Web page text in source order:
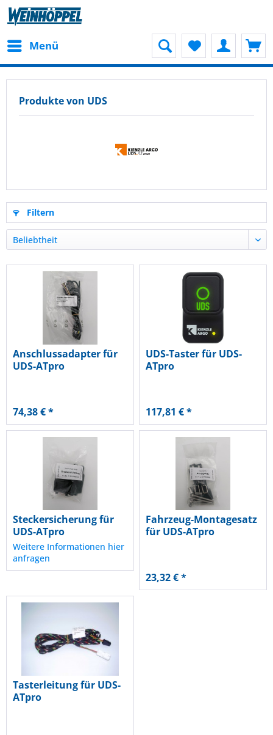
Menü
Produkte von UDS
Filtern
Anschlussadapter für
UDS-ATpro
74,38 € *
UDS-Taster für UDS-
ATpro
117,81 € *
Steckersicherung für
UDS-ATpro
Weitere Informationen hier
anfragen
Fahrzeug-Montagesatz
für UDS-ATpro
23,32 € *
Tasterleitung für UDS-
ATpro